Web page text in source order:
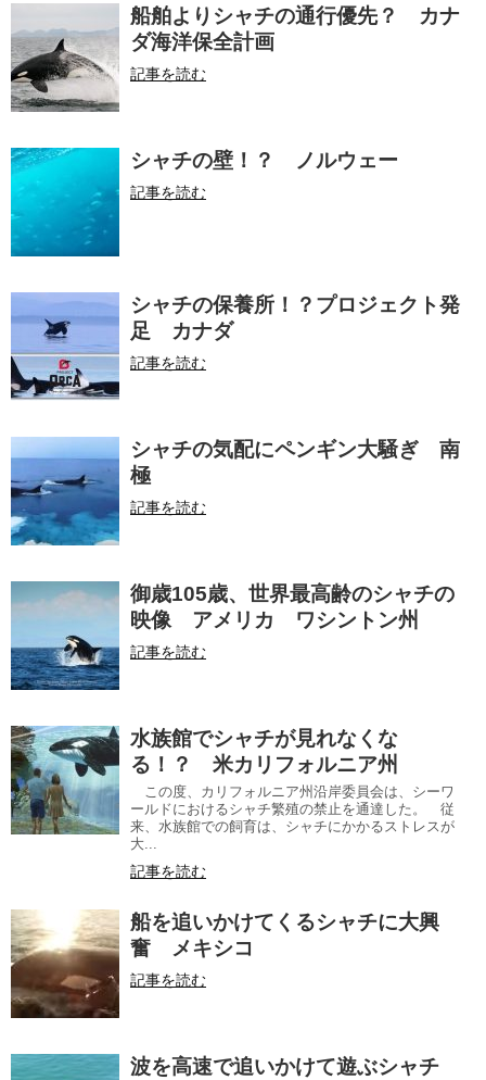
船舶よりシャチの通行優先？ カナ
ダ海洋保全計画
記事を読む
シャチの壁！？ ノルウェー
記事を読む
シャチの保養所！？プロジェクト発
足 カナダ
記事を読む
シャチの気配にペンギン大騒ぎ 南
極
記事を読む
御歳105歳、世界最高齢のシャチの
映像 アメリカ ワシントン州
記事を読む
水族館でシャチが見れなくな
る！？ 米カリフォルニア州
この度、カリフォルニア州沿岸委員会は、シーワ
ールドにおけるシャチ繁殖の禁止を通達した。 従
来、水族館での飼育は、シャチにかかるストレスが
大...
記事を読む
船を追いかけてくるシャチに大興
奮 メキシコ
記事を読む
波を高速で追いかけて遊ぶシャチ